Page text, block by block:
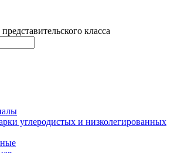
класса
углеродистых и низколегированных